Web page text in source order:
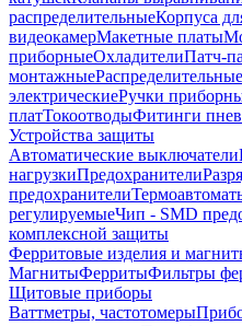
распределительныеКорпуса
видеокамерМакетные платы
приборныеОхладителиПатч-
монтажные
электрическиеРучки
платТокоотводыФитинги
Устройства защиты
Автоматические выключатели
нагрузкиПредохранители
предохранители
регулируемыеЧип - SMD
комплексной защиты
Ферритовые изделия и
МагнитыФерритыФильтры
Щитовые приборы
Ваттметры, частотомеры